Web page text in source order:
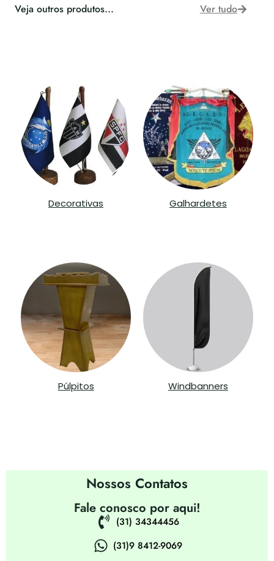
Veja outros produtos... Ver tudo
Decorativas Galhardetes
Púlpitos Windbanners
Nossos Contatos
Fale conosco por aqui!
(31) 34344456
(31)9 8412-9069